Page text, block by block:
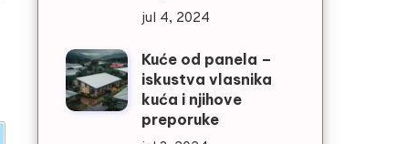
jul 4, 2024
Kuće od panela –
iskustva vlasnika
kuća i njihove
preporuke